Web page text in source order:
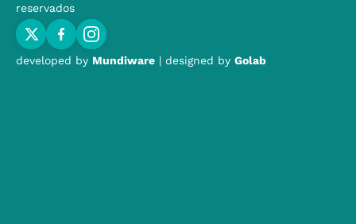
reservados
developed by Mundiware | designed by Golab